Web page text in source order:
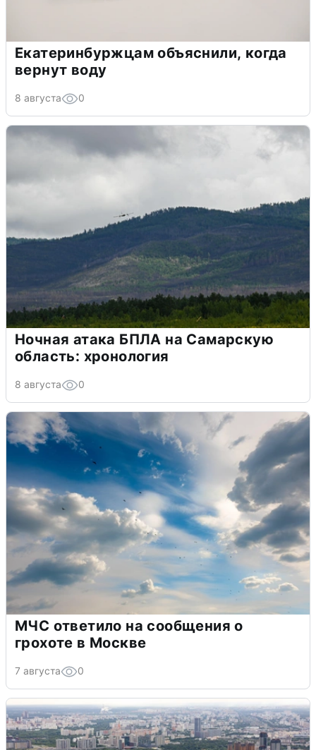
Екатеринбуржцам объяснили, когда
вернут воду
8 августа 0
Ночная атака БПЛА на Самарскую
область: хронология
8 августа 0
МЧС ответило на сообщения о
грохоте в Москве
7 августа 0